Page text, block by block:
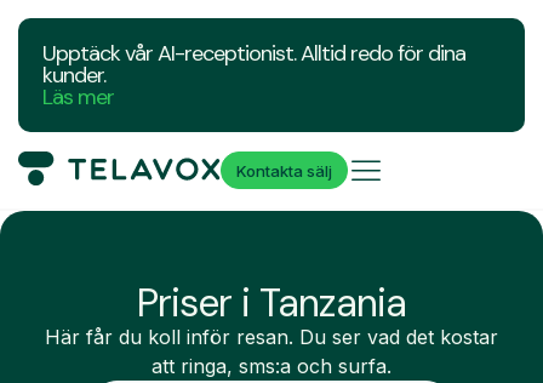
Upptäck vår AI-receptionist. Alltid redo för dina
kunder.
Läs mer
Kontakta sälj
Priser i Tanzania
Här får du koll inför resan. Du ser vad det kostar
att ringa, sms:a och surfa.